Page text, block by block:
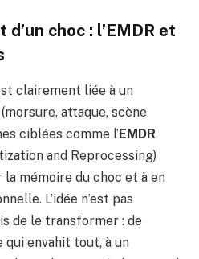
choc : l’EMDR et
clairement liée à un
attaque, scène
ciblées comme l’EMDR
and Reprocessing)
mémoire du choc et à en
L’idée n’est pas
de le transformer : de
qui envahit tout, à un